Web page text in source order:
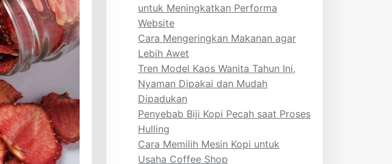
untuk Meningkatkan Performa
Website
Cara Mengeringkan Makanan agar
Lebih Awet
Tren Model Kaos Wanita Tahun Ini,
Nyaman Dipakai dan Mudah
Dipadukan
Penyebab Biji Kopi Pecah saat Proses
Hulling
Cara Memilih Mesin Kopi untuk
Usaha Coffee Shop